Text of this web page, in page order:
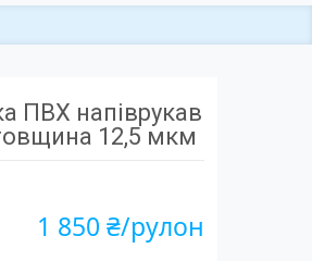
ПВХ напіврукав
12,5 мкм
1 850 ₴/рулон